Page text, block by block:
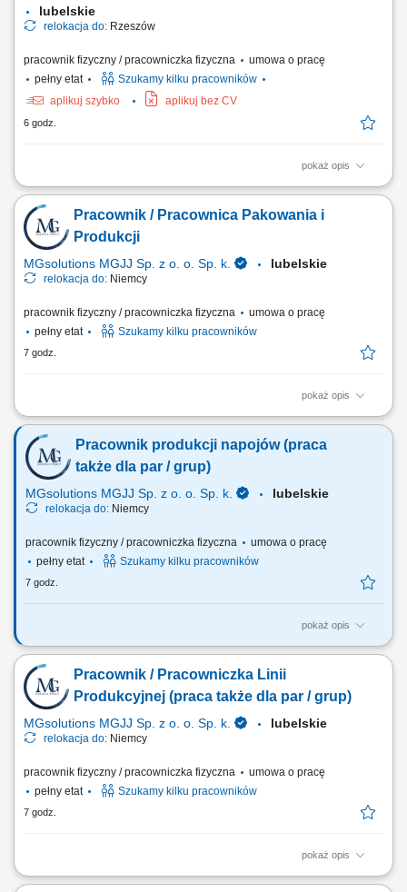
lubelskie
relokacja do: Rzeszów
pracownik fizyczny / pracowniczka fizyczna
umowa o pracę
pełny etat
Szukamy kilku pracowników
aplikuj szybko
aplikuj bez CV
6 godz.
pokaż opis
Montaż instalacji elektrycznych zgodnie z dokumentacją i
obowiązującymi standardami. Wykonywanie prac montażowych na
realizowanych inwestycjach. Dbanie o jakość i terminowość
wykonywanych prac. Przestrzeganie zasad bezpieczeństwa podczas
realizacji zadań.
Pracownik / Pracownica Pakowania i
Produkcji
MGsolutions MGJJ Sp. z o. o. Sp. k. lubelskie
relokacja do: Niemcy
pracownik fizyczny / pracowniczka fizyczna
umowa o pracę
pełny etat
Szukamy kilku pracowników
7 godz.
pokaż opis
Zakres obowiązków: Wykonywanie prostych prac produkcyjnych przy
linii. Pakowanie, sortowanie i układanie produktów. Wsparcie procesu
produkcyjnego w zadaniach pomocniczych. Kontrola wizualna jakości
produktów. Utrzymanie porządku na stanowisku pracy.
Pracownik produkcji napojów (praca
także dla par / grup)
MGsolutions MGJJ Sp. z o. o. Sp. k. lubelskie
relokacja do: Niemcy
pracownik fizyczny / pracowniczka fizyczna
umowa o pracę
pełny etat
Szukamy kilku pracowników
7 godz.
pokaż opis
Opis stanowiska Proste prace produkcyjne przy taśmie (np. obsługa
prostych maszyn) Pakowanie napojów; Etykietowanie; Kontrola jakości;
Inne prace pomocnicze;
Pracownik / Pracowniczka Linii
Produkcyjnej (praca także dla par / grup)
MGsolutions MGJJ Sp. z o. o. Sp. k. lubelskie
relokacja do: Niemcy
pracownik fizyczny / pracowniczka fizyczna
umowa o pracę
pełny etat
Szukamy kilku pracowników
7 godz.
pokaż opis
Zakres obowiązków: Wykonywanie prostych prac produkcyjnych przy